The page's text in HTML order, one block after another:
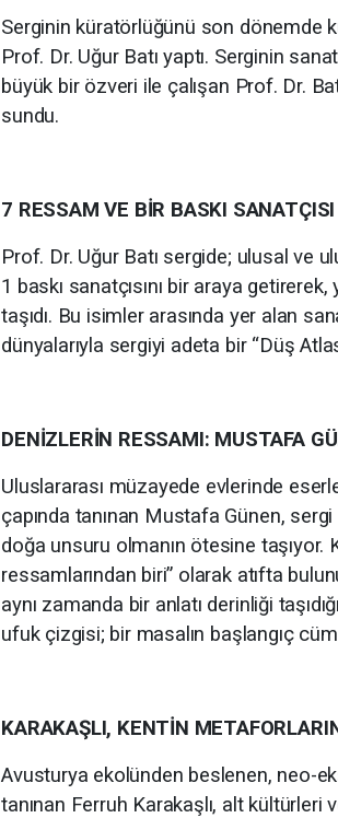
Serginin küratörlüğünü son dönemde
Prof. Dr. Uğur Batı yaptı. Serginin
büyük bir özveri ile çalışan Prof. Dr.
sundu.
7 RESSAM VE BİR BASKI SANATÇISI
Prof. Dr. Uğur Batı sergide; ulusal ve
1 baskı sanatçısını bir araya
taşıdı. Bu isimler arasında yer alan
dünyalarıyla sergiyi adeta bir “Düş
DENİZLERİN RESSAMI: MUSTAFA
Uluslararası müzayede evlerinde
çapında tanınan Mustafa Günen,
doğa unsuru olmanın ötesine taşıyor.
ressamlarından biri” olarak atıfta
aynı zamanda bir anlatı derinliği
ufuk çizgisi; bir masalın başlangıç
KARAKAŞLI, KENTİN
Avusturya ekolünden beslenen, neo-
tanınan Ferruh Karakaşlı, alt